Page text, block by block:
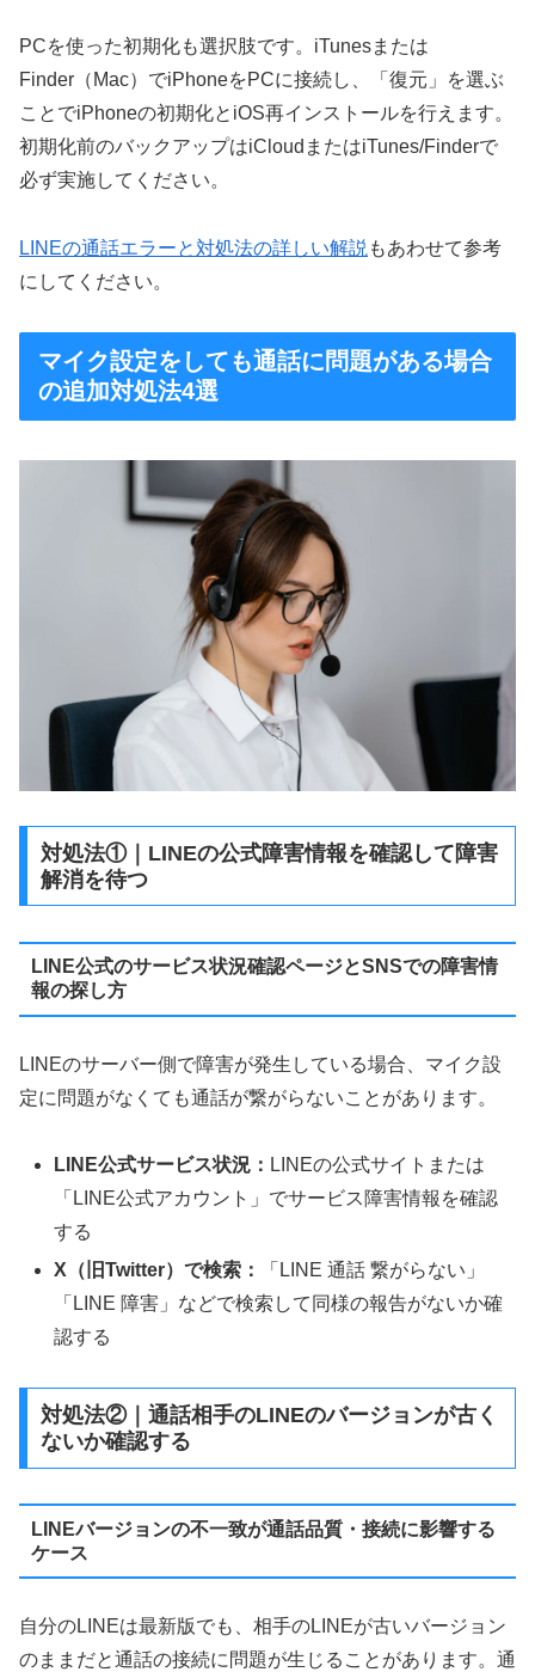
PCを使った初期化も選択肢です。iTunesまたは
Finder（Mac）でiPhoneをPCに接続し、「復元」を選ぶ
ことでiPhoneの初期化とiOS再インストールを行えます。
初期化前のバックアップはiCloudまたはiTunes/Finderで
必ず実施してください。
LINEの通話エラーと対処法の詳しい解説 もあわせて参考
にしてください。
マイク設定をしても通話に問題がある場合
の追加対処法4選
対処法①｜LINEの公式障害情報を確認して障害
解消を待つ
LINE公式のサービス状況確認ページとSNSでの障害情
報の探し方
LINEのサーバー側で障害が発生している場合、マイク設
定に問題がなくても通話が繋がらないことがあります。
LINE公式サービス状況： LINEの公式サイトまたは
「LINE公式アカウント」でサービス障害情報を確認
する
X（旧Twitter）で検索：
「LINE 通話 繋がらない」
「LINE 障害」などで検索して同様の報告がないか確
認する
対処法②｜通話相手のLINEのバージョンが古く
ないか確認する
LINEバージョンの不一致が通話品質・接続に影響する
ケース
自分のLINEは最新版でも、相手のLINEが古いバージョン
のままだと通話の接続に問題が生じることがあります。通